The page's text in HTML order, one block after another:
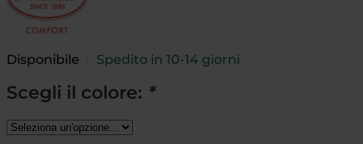
Disponibile Spedito in 10-14 giorni
Scegli il colore: *